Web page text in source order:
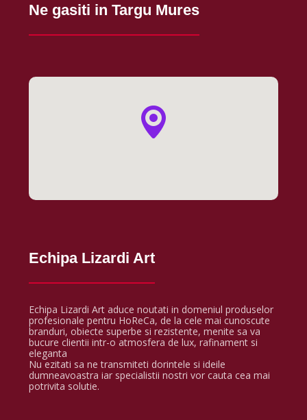
Ne gasiti in Targu Mures
Echipa Lizardi Art
Echipa Lizardi Art aduce noutati in domeniul produselor
profesionale pentru HoReCa, de la cele mai cunoscute
branduri, obiecte superbe si rezistente, menite sa va
bucure clientii intr-o atmosfera de lux, rafinament si
eleganta
Nu ezitati sa ne transmiteti dorintele si ideile
dumneavoastra iar specialistii nostri vor cauta cea mai
potrivita solutie.